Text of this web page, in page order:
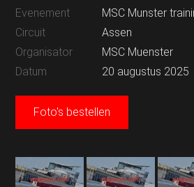
Evenement
MSC Munster
Circuit
Assen
Organisator
MSC Muenster
Datum
20 augustus 2025
Foto's bestellen